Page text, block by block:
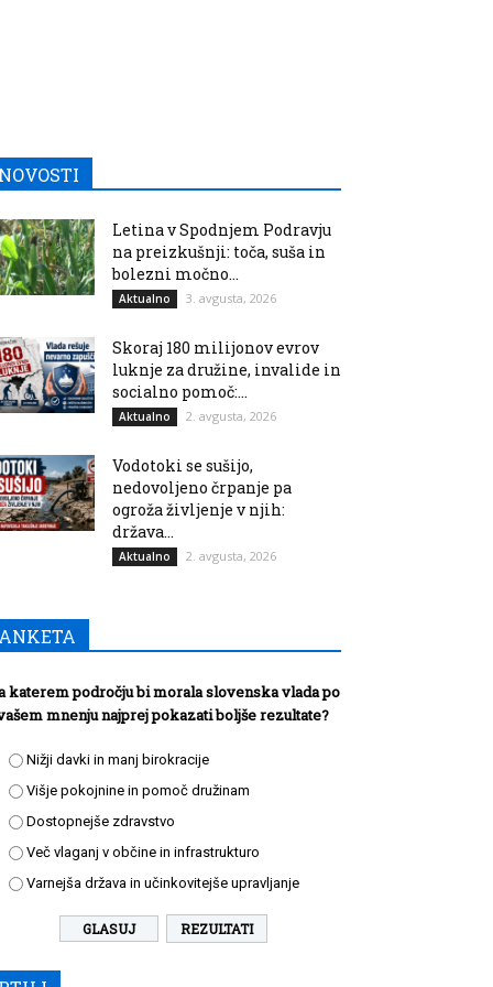
Letina v Spodnjem Podravju
na preizkušnji: toča, suša in
bolezni močno...
Aktualno 3. avgusta, 2026
Skoraj 180 milijonov evrov
luknje za družine, invalide in
socialno pomoč:...
Aktualno 2. avgusta, 2026
Vodotoki se sušijo,
nedovoljeno črpanje pa
ogroža življenje v njih:
država...
Aktualno 2. avgusta, 2026
katerem področju bi morala slovenska vlada po
mnenju najprej pokazati boljše rezultate?
Nižji davki in manj birokracije
Višje pokojnine in pomoč družinam
Dostopnejše zdravstvo
Več vlaganj v občine in infrastrukturo
Varnejša država in učinkovitejše upravljanje
REZULTATI